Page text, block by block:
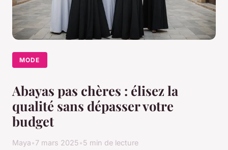
MODE
Abayas pas chères : élisez la
qualité sans dépasser votre
budget
Maya•7 mars 2025•5 min de lecture